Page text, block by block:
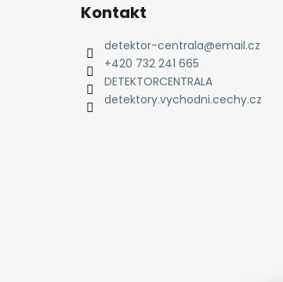
Kontakt
detektor-centrala@email.cz
+420 732 241 665
DETEKTORCENTRALA
detektory.vychodni.cechy.cz